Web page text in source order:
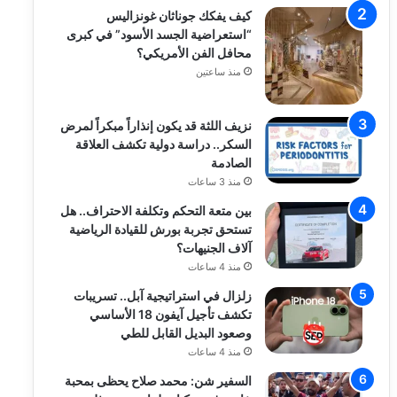
كيف يفكك جوناثان غونزاليس
“استعراضية الجسد الأسود” في كبرى
محافل الفن الأمريكي؟
منذ ساعتين
نزيف اللثة قد يكون إنذاراً مبكراً لمرض
السكر.. دراسة دولية تكشف العلاقة
الصادمة
منذ 3 ساعات
بين متعة التحكم وتكلفة الاحتراف.. هل
تستحق تجربة بورش للقيادة الرياضية
آلاف الجنيهات؟
منذ 4 ساعات
زلزال في استراتيجية آبل.. تسريبات
تكشف تأجيل آيفون 18 الأساسي
وصعود البديل القابل للطي
منذ 4 ساعات
السفير شن: محمد صلاح يحظى بمحبة